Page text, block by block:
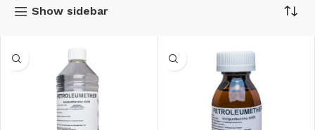
Show sidebar